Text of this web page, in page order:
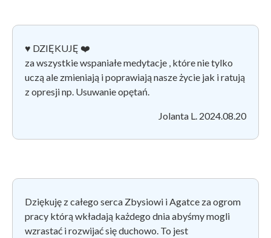
♥️ DZIĘKUJĘ ❤️
za wszystkie wspaniałe medytacje , które nie tylko
uczą ale zmieniają i poprawiają nasze życie jak i ratują
z opresji np. Usuwanie opętań.
Jolanta L. 2024.08.20
Dziękuję z całego serca Zbysiowi i Agatce za ogrom
pracy którą wkładają każdego dnia abyśmy mogli
wzrastać i rozwijać się duchowo. To jest